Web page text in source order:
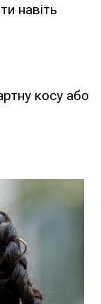
навіть
косу або